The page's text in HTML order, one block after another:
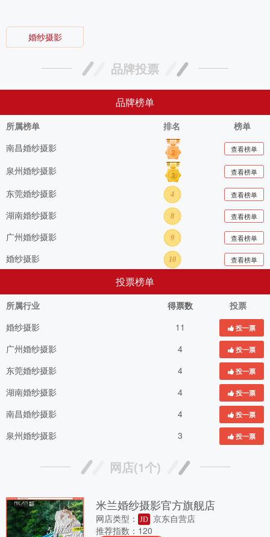
婚纱摄影
品牌投票
品牌榜单
所属榜单 排名
榜单
南昌婚纱摄影
查看榜单
泉州婚纱摄影 查看榜单
东莞婚纱摄影 4 查看榜单
湖南婚纱摄影 8 查看榜单
广州婚纱摄影 9 查看榜单
婚纱摄影 10 查看榜单
投票榜单
所属行业 得票数
投票
婚纱摄影
11 投一票
广州婚纱摄影 4 投一票
东莞婚纱摄影 4 投一票
湖南婚纱摄影 4 投一票
南昌婚纱摄影 4 投一票
泉州婚纱摄影 3 投一票
网店(1个)
米兰婚纱摄影官方旗舰店
网店类型： JD
京东自营店
推荐指数：120